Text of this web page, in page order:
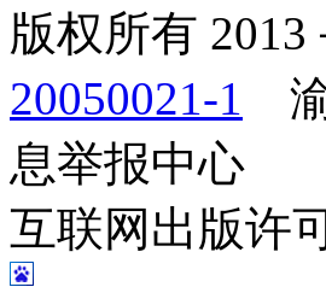
版权所有
20050021-1
息举报中心
互联网出版许